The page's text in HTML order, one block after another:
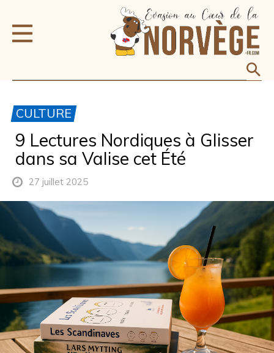
CULTURE
9 Lectures Nordiques à Glisser
dans sa Valise cet Été
27 juillet 2025